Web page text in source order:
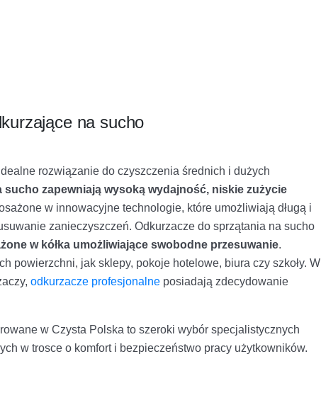
na sucho
rozwiązanie do czyszczenia średnich i dużych
sucho zapewniają wysoką wydajność, niskie zużycie
w innowacyjne technologie, które umożliwiają długą i
zanieczyszczeń. Odkurzacze do sprzątania na sucho
w kółka umożliwiające swobodne przesuwanie.
powierzchni, jak sklepy, pokoje hotelowe, biura czy szkoły. W
odkurzacze profesjonalne posiadają zdecydowanie
w Czysta Polska to szeroki wybór specjalistycznych
w trosce o komfort i bezpieczeństwo pracy użytkowników.